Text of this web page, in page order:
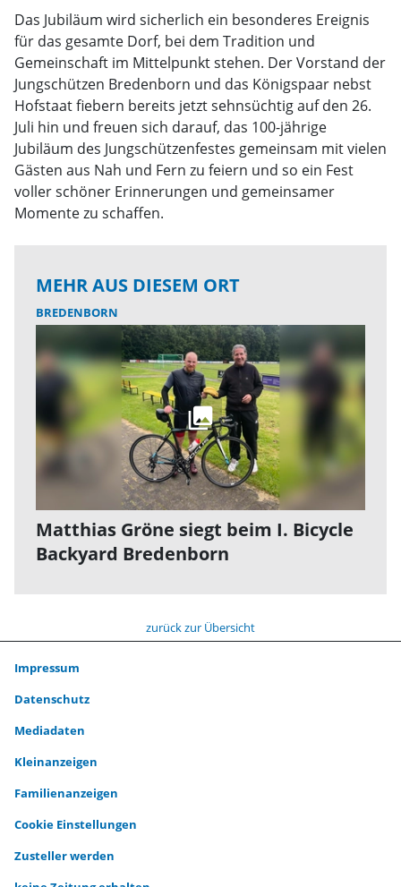
Das Jubiläum wird sicherlich ein besonderes Ereignis
für das gesamte Dorf, bei dem Tradition und
Gemeinschaft im Mittelpunkt stehen. Der Vorstand der
Jungschützen Bredenborn und das Königspaar nebst
Hofstaat fiebern bereits jetzt sehnsüchtig auf den 26.
Juli hin und freuen sich darauf, das 100-jährige
Jubiläum des Jungschützenfestes gemeinsam mit vielen
Gästen aus Nah und Fern zu feiern und so ein Fest
voller schöner Erinnerungen und gemeinsamer
Momente zu schaffen.
MEHR AUS DIESEM ORT
BREDENBORN
Matthias Gröne siegt beim I. Bicycle
Backyard Bredenborn
zurück zur Übersicht
Impressum
Datenschutz
Mediadaten
Kleinanzeigen
Familienanzeigen
Cookie Einstellungen
Zusteller werden